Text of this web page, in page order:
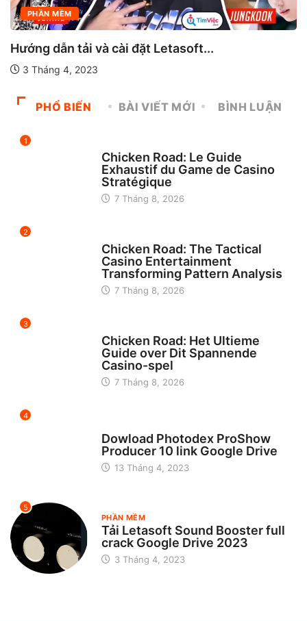
PHẦN MỀM
Hướng dẫn tải và cài đặt Letasoft...
3 Tháng 4, 2023
PHỔ BIẾN BÀI VIẾT MỚI BÌNH LUẬN
1
Chicken Road: Le Guide
Exhaustif du Game de Casino
Stratégique
7 Tháng 8, 2026
2
Chicken Road: The Tactical
Casino Entertainment
Transforming Pattern Analysis
7 Tháng 8, 2026
3
Chicken Road: Het Ultieme
Guide over Dit Spannende
Casino-spel
7 Tháng 8, 2026
4
Dowload Photodex ProShow
Producer 10 link Google Drive
13 Tháng 4, 2023
5
PHẦN MỀM
Tải Letasoft Sound Booster full
crack Google Drive 2023
3 Tháng 4, 2023